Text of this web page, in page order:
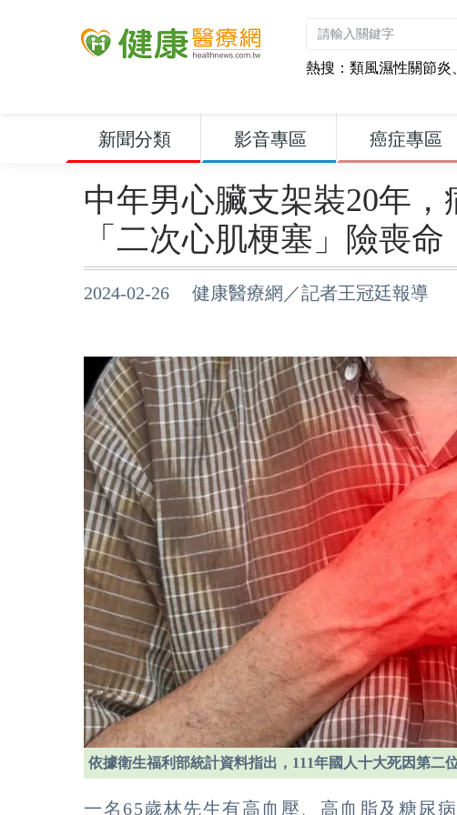
熱搜： 類風濕性關節炎、
新聞分類 影音專區 癌症專區
中年男心臟支架裝20年
「二次心肌梗塞」險喪命
2024-02-26 健康醫療網／記者王冠廷報導
依據衛生福利部統計資料指出，111年國人十大死因第二
一名65歲林先生有高血壓、高血脂及糖尿